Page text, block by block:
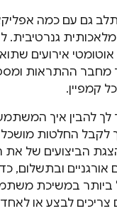
גנרטיבית.
אירועים
מחבר ההתראות
קמפיין.
לך להבין איך
החלטות
הביצועים של את
ובתשלום,
ביותר במשיכת
לבצע או